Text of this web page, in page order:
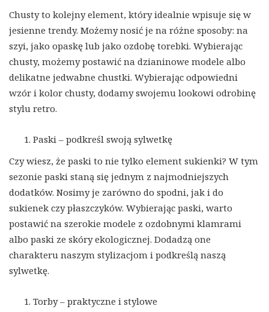
Chusty to kolejny element, który idealnie wpisuje się w
jesienne trendy. Możemy nosić je na różne sposoby: na
szyi, jako opaskę lub jako ozdobę torebki. Wybierając
chusty, możemy postawić na dzianinowe modele albo
delikatne jedwabne chustki. Wybierając odpowiedni
wzór i kolor chusty, dodamy swojemu lookowi odrobinę
stylu retro.
Paski – podkreśl swoją sylwetkę
Czy wiesz, że paski to nie tylko element sukienki? W tym
sezonie paski staną się jednym z najmodniejszych
dodatków. Nosimy je zarówno do spodni, jak i do
sukienek czy płaszczyków. Wybierając paski, warto
postawić na szerokie modele z ozdobnymi klamrami
albo paski ze skóry ekologicznej. Dodadzą one
charakteru naszym stylizacjom i podkreślą naszą
sylwetkę.
Torby – praktyczne i stylowe